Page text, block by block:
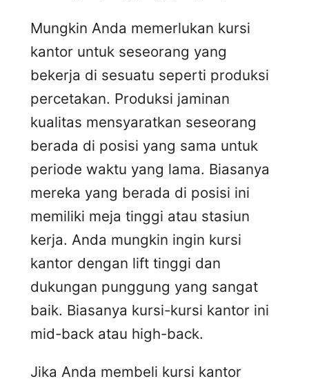
Mungkin Anda memerlukan kursi
kantor untuk seseorang yang
bekerja di sesuatu seperti produksi
percetakan. Produksi jaminan
kualitas mensyaratkan seseorang
berada di posisi yang sama untuk
periode waktu yang lama. Biasanya
mereka yang berada di posisi ini
memiliki meja tinggi atau stasiun
kerja. Anda mungkin ingin kursi
kantor dengan lift tinggi dan
dukungan punggung yang sangat
baik. Biasanya kursi-kursi kantor ini
mid-back atau high-back.
Jika Anda membeli kursi kantor